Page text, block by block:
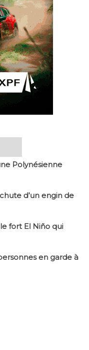
Polynésienne
d’un engin de
fort El Niño qui
en garde à